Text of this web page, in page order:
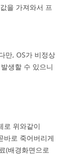
을 가져와서 프
만, OS가 비정상
생할 수 있으니
로 위와같이
바로 죽어버리게
(배경화면으로